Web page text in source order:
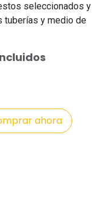
seleccionados y
tuberías y medio de
ahora